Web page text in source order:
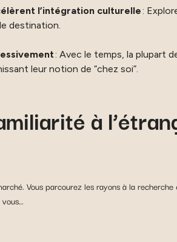
l’intégration culturelle :
destination.
: Avec le temps, la plupart
leur notion de “chez soi”.
à
Vous parcourez les rayons à la